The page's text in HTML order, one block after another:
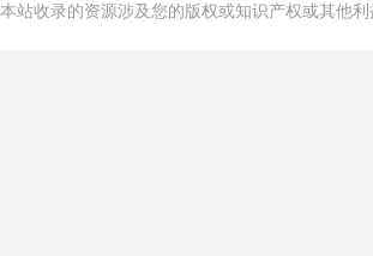
本站收录的资源涉及您的版权或知识产权或其他